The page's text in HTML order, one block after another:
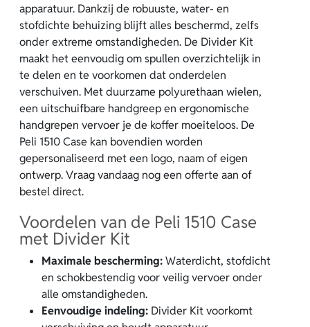
apparatuur. Dankzij de robuuste, water- en
stofdichte behuizing blijft alles beschermd, zelfs
onder extreme omstandigheden. De Divider Kit
maakt het eenvoudig om spullen overzichtelijk in
te delen en te voorkomen dat onderdelen
verschuiven. Met duurzame polyurethaan wielen,
een uitschuifbare handgreep en ergonomische
handgrepen vervoer je de koffer moeiteloos. De
Peli 1510 Case kan bovendien worden
gepersonaliseerd met een logo, naam of eigen
ontwerp. Vraag vandaag nog een offerte aan of
bestel direct.
Voordelen van de Peli 1510 Case
met Divider Kit
Maximale bescherming:Waterdicht, stofdicht
en schokbestendig voor veilig vervoer onder
alle omstandigheden.
Eenvoudige indeling: Divider Kit voorkomt